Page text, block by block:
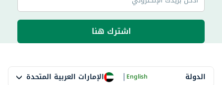
اشترك هنا
الدولة الإمارات العربية المتحدة |English